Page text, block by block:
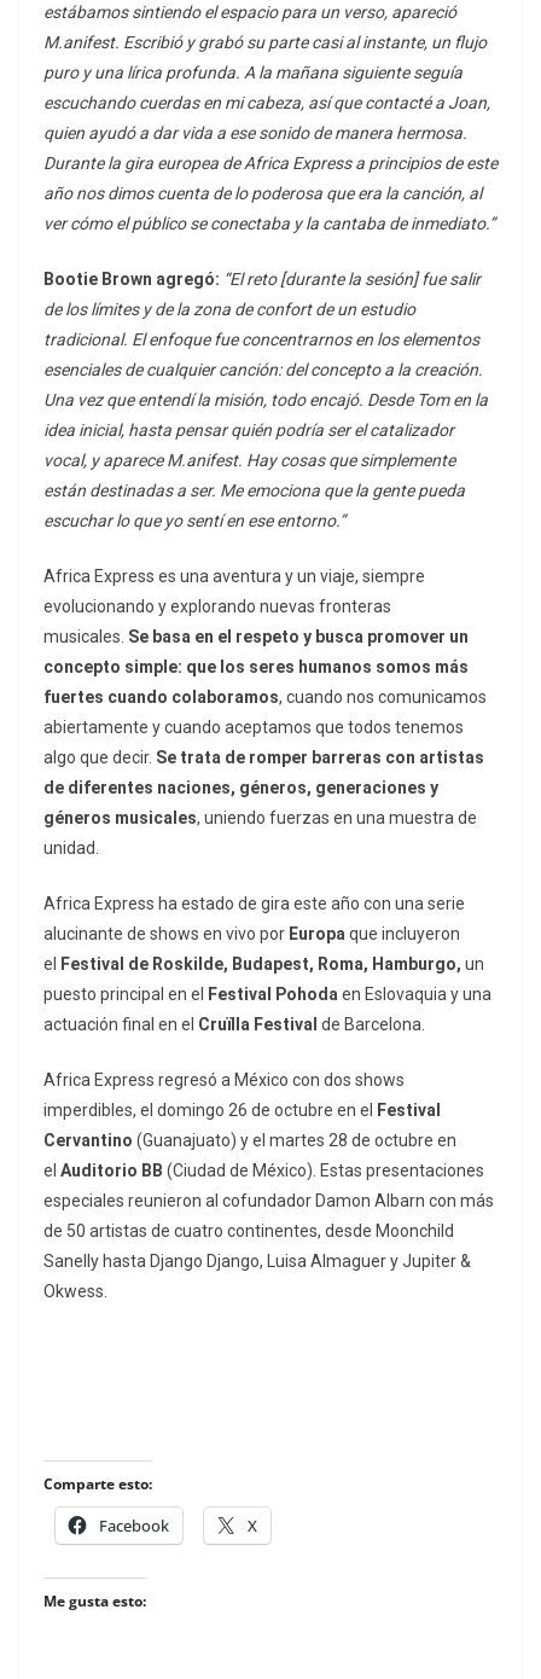
estábamos sintiendo el espacio para un verso, apareció
M.anifest. Escribió y grabó su parte casi al instante, un flujo
puro y una lírica profunda. A la mañana siguiente seguía
escuchando cuerdas en mi cabeza, así que contacté a Joan,
quien ayudó a dar vida a ese sonido de manera hermosa.
Durante la gira europea de Africa Express a principios de este
año nos dimos cuenta de lo poderosa que era la canción, al
ver cómo el público se conectaba y la cantaba de inmediato.”
Bootie Brown agregó: “El reto [durante la sesión] fue salir
de los límites y de la zona de confort de un estudio
tradicional. El enfoque fue concentrarnos en los elementos
esenciales de cualquier canción: del concepto a la creación.
Una vez que entendí la misión, todo encajó. Desde Tom en la
idea inicial, hasta pensar quién podría ser el catalizador
vocal, y aparece M.anifest. Hay cosas que simplemente
están destinadas a ser. Me emociona que la gente pueda
escuchar lo que yo sentí en ese entorno.”
Africa Express es una aventura y un viaje, siempre
evolucionando y explorando nuevas fronteras
musicales. Se basa en el respeto y busca promover un
concepto simple: que los seres humanos somos más
fuertes cuando colaboramos, cuando nos comunicamos
abiertamente y cuando aceptamos que todos tenemos
algo que decir. Se trata de romper barreras con artistas
de diferentes naciones, géneros, generaciones y
géneros musicales, uniendo fuerzas en una muestra de
unidad.
Africa Express ha estado de gira este año con una serie
alucinante de shows en vivo por Europa que incluyeron
el
Festival de Roskilde, Budapest, Roma, Hamburgo, un
puesto principal en el
Festival Pohoda en Eslovaquia y una
actuación final en el Cruïlla Festival de Barcelona.
Africa Express regresó a México con dos shows
imperdibles, el domingo 26 de octubre en el
Festival
Cervantino (Guanajuato) y el martes 28 de octubre en
el Auditorio BB (Ciudad de México). Estas presentaciones
especiales reunieron al cofundador Damon Albarn con más
de 50 artistas de cuatro continentes, desde Moonchild
Sanelly hasta Django Django, Luisa Almaguer y Jupiter &
Okwess.
Comparte esto:
Facebook X
Me gusta esto: